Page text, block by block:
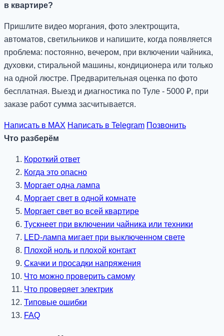
в квартире?
Пришлите видео моргания, фото электрощита,
автоматов, светильников и напишите, когда появляется
проблема: постоянно, вечером, при включении чайника,
духовки, стиральной машины, кондиционера или только
на одной люстре. Предварительная оценка по фото
бесплатная. Выезд и диагностика по Туле - 5000 ₽, при
заказе работ сумма засчитывается.
Написать в MAX Написать в Telegram Позвонить
Что разберём
Короткий ответ
Когда это опасно
Моргает одна лампа
Моргает свет в одной комнате
Моргает свет во всей квартире
Тускнеет при включении чайника или техники
LED-лампа мигает при выключенном свете
Плохой ноль и плохой контакт
Скачки и просадки напряжения
Что можно проверить самому
Что проверяет электрик
Типовые ошибки
FAQ